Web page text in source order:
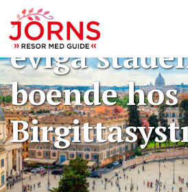
Bokning:
eviga
boende hos